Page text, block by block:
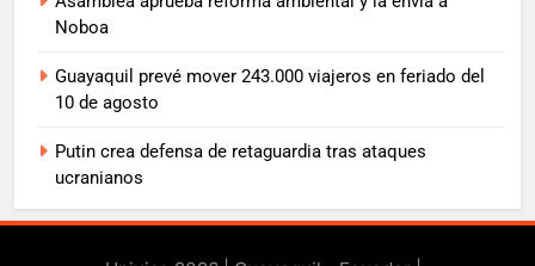
Noboa
Guayaquil prevé mover 243.000 viajeros en feriado del
10 de agosto
Putin crea defensa de retaguardia tras ataques
ucranianos